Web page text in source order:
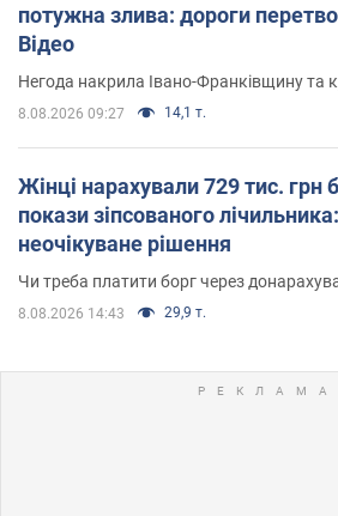
потужна злива: дороги
Відео
Негода накрила Івано-Франківщину та
8.08.2026 09:27 14,1 т.
Жінці нарахували 729 тис. грн
покази зіпсованого
неочікуване рішення
Чи треба платити борг через
8.08.2026 14:43 29,9 т.